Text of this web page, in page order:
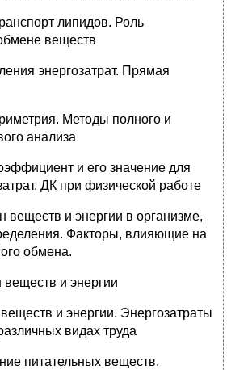
липидов. Роль
веществ
энергозатрат. Прямая
Методы полного и
анализа
и его значение для
ДК при физической работе
веществ и энергии в организме,
Факторы, влияющие на
обмена.
и энергии
и энергии. Энергозатраты
видах труда
питательных веществ.